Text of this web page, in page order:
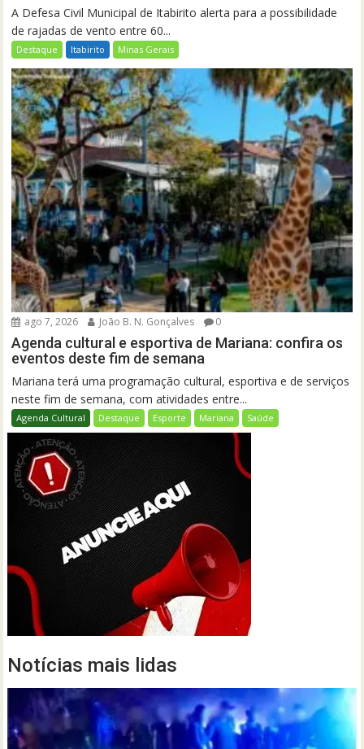
A Defesa Civil Municipal de Itabirito alerta para a possibilidade
de rajadas de vento entre 60...
Destaque Itabirito Minas Gerais
ago 7, 2026 João B. N. Gonçalves 0
Agenda cultural e esportiva de Mariana: confira os
eventos deste fim de semana
Mariana terá uma programação cultural, esportiva e de serviços
neste fim de semana, com atividades entre...
Agenda Cultural Destaque Esporte Mariana Saúde
Notícias mais lidas